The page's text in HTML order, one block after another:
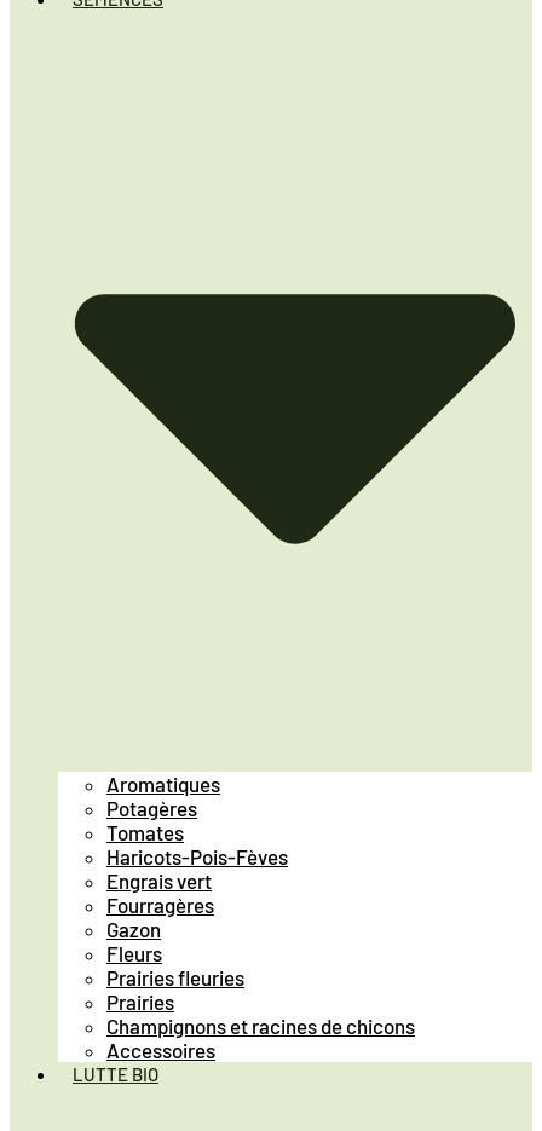
Aromatiques
Potagères
Tomates
Haricots-Pois-Fèves
Engrais vert
Fourragères
Gazon
Fleurs
Prairies fleuries
Prairies
Champignons et racines de chicons
Accessoires
LUTTE BIO